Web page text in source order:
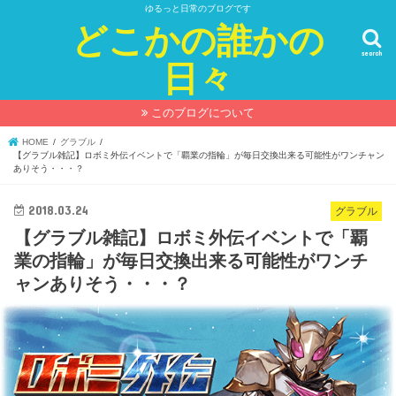
ゆるっと日常のブログです
どこかの誰かの
日々
search
このブログについて
HOME
グラブル
【グラブル雑記】ロボミ外伝イベントで「覇業の指輪」が毎日交換出来る可能性がワンチャン
ありそう・・・？
グラブル
2018.03.24
【グラブル雑記】ロボミ外伝イベントで「覇
業の指輪」が毎日交換出来る可能性がワンチ
ャンありそう・・・？